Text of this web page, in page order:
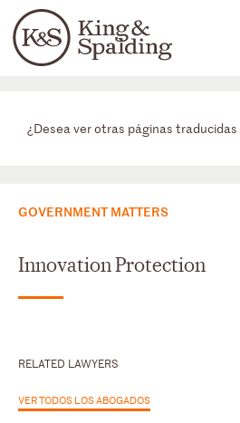
Languages
People Capabilities
Prácticas
¿Desea ver otras páginas traducidas
GOVERNMENT MATTERS
Innovation Protection
RELATED LAWYERS
VER TODOS LOS ABOGADOS